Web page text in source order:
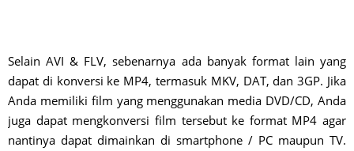
Selain AVI & FLV, sebenarnya ada banyak format lain yang
dapat di konversi ke MP4, termasuk MKV, DAT, dan 3GP. Jika
Anda memiliki film yang menggunakan media DVD/CD, Anda
juga dapat mengkonversi film tersebut ke format MP4 agar
nantinya dapat dimainkan di smartphone / PC maupun TV.